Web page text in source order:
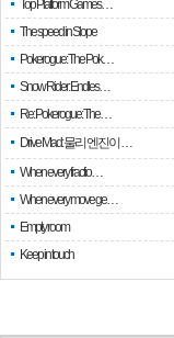
Top Platform Games…
The speed in Slope
Pokerogue: The Pok…
Snow Rider: Endles…
Re: Pokerogue: The…
Drive Mad: 물리 엔진이 …
When every fractio…
When every move ge…
Empty room
Keep in touch